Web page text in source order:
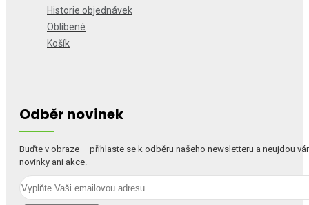
Historie objednávek
Oblíbené
Košík
Odběr novinek
Buďte v obraze – přihlaste se k odběru našeho newsletteru a neujdou
novinky ani akce.